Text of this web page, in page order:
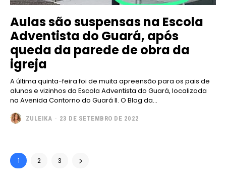
Aulas são suspensas na Escola
Adventista do Guará, após
queda da parede de obra da
igreja
A última quinta-feira foi de muita apreensão para os pais de
alunos e vizinhos da Escola Adventista do Guará, localizada
na Avenida Contorno do Guará II. O Blog da...
ZULEIKA - 23 DE SETEMBRO DE 2022
1 2 3